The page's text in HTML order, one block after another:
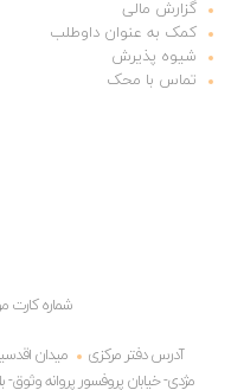
گزارش مالی
کمک به عنوان داوطلب
شیوه پذیرش
تماس با محک
شماره
آدرس دفتر مرکزی
میدان
مژدی- خیابان پروفسور پروانه